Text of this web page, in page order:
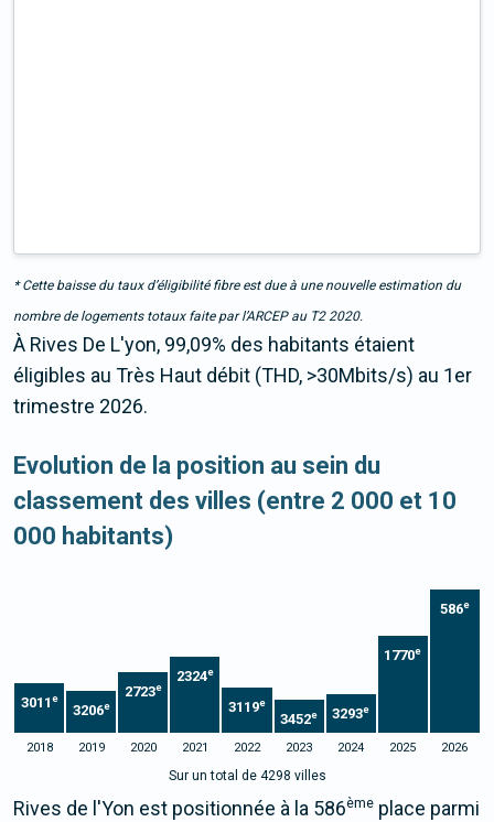
* Cette baisse du taux d’éligibilité fibre est due à une nouvelle estimation du
nombre de logements totaux faite par l’ARCEP au T2 2020.
À Rives De L'yon, 99,09% des habitants étaient
éligibles au Très Haut débit (THD, >30Mbits/s) au 1er
trimestre 2026.
Evolution de la position au sein du
classement des villes (entre 2 000 et 10
000 habitants)
3011 e
3206e
2723e
2324e
3119e
3452e 3293e
1770e
586e
2018 2019 2020 2021 2022 2023 2024 2025 2026
Sur un total de 4298 villes
Rives de l'Yon est positionnée à la 586ème place parmi